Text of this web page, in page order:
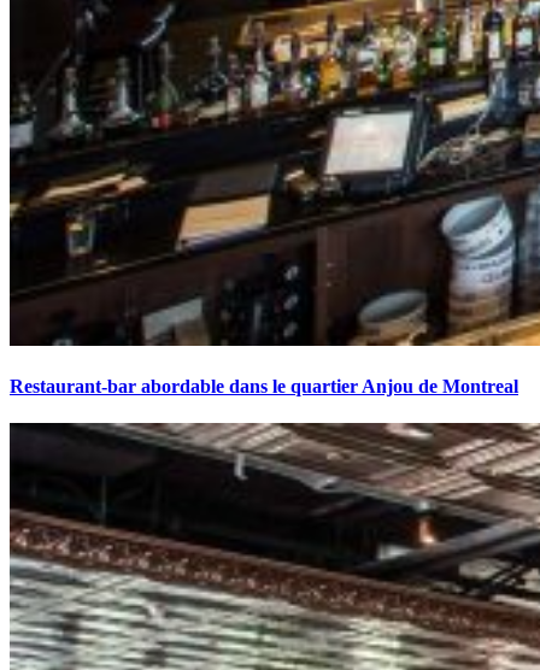
Restaurant-bar abordable dans le quartier Anjou de Montreal